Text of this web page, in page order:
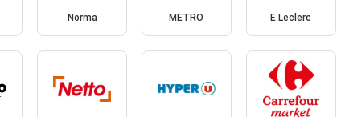
Norma METRO E.Leclerc